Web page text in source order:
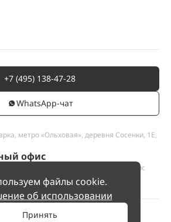
файлы cookie.
об использовании
Принять
метро «Ольховая», деревня Сосенки, 1Е,
офис
12, Москва-сити, этаж 44, офис
+7 (495) 138-47-28
WhatsАpp-чат
Хаус».Позвольте найти ваш дом.